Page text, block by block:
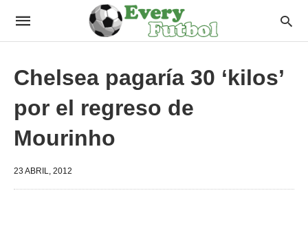
Chelsea pagaría 30 ‘kilos’
por el regreso de
Mourinho
23 ABRIL, 2012